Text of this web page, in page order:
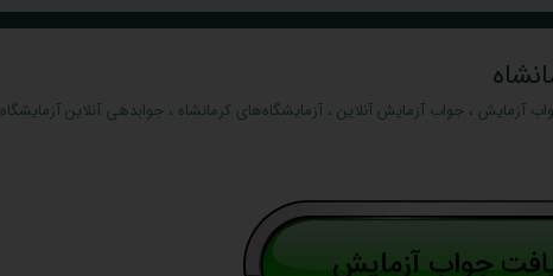
آزمایش ،جواب آزمایش آنلاین ،آزمایشگاه‌های کرمانشاه ،جوابدهی آنلاین آزمایشگاه